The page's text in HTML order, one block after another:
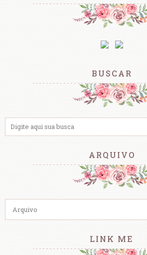
BUSCAR
ARQUIVO
LINK ME